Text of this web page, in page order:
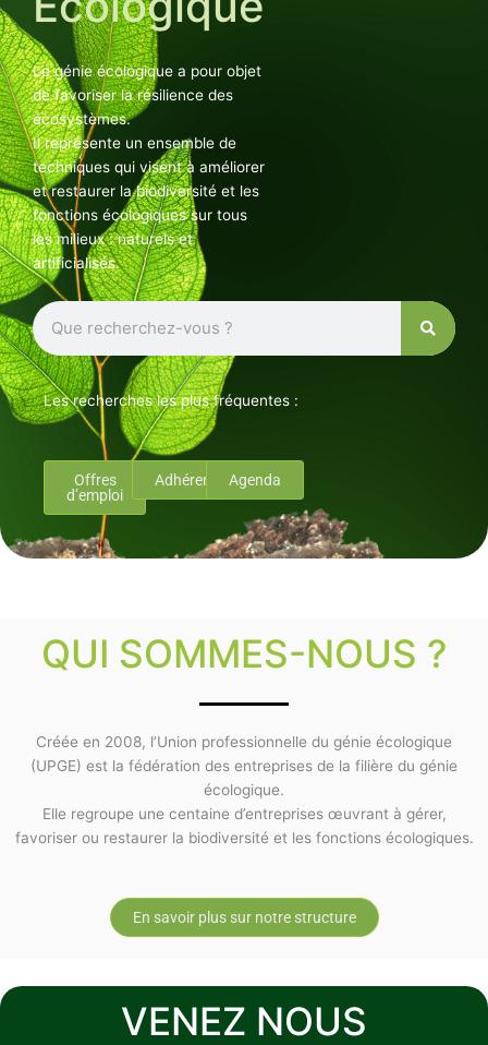
Le génie écologique a pour objet
de favoriser la résilience des
écosystèmes.
Il représente un ensemble de
techniques qui visent à améliorer
et restaurer la biodiversité et les
fonctions écologiques sur tous
les milieux : naturels et
artificialisés.
Rechercher
Les recherches les plus fréquentes :
Offres
d’emploi
Adhérents Agenda
QUI SOMMES-NOUS ?
Créée en 2008, l’Union professionnelle du génie écologique
(UPGE) est la fédération des entreprises de la filière du génie
écologique.
Elle regroupe une centaine d’entreprises œuvrant à gérer,
favoriser ou restaurer la biodiversité et les fonctions écologiques.
En savoir plus sur notre structure
VENEZ NOUS